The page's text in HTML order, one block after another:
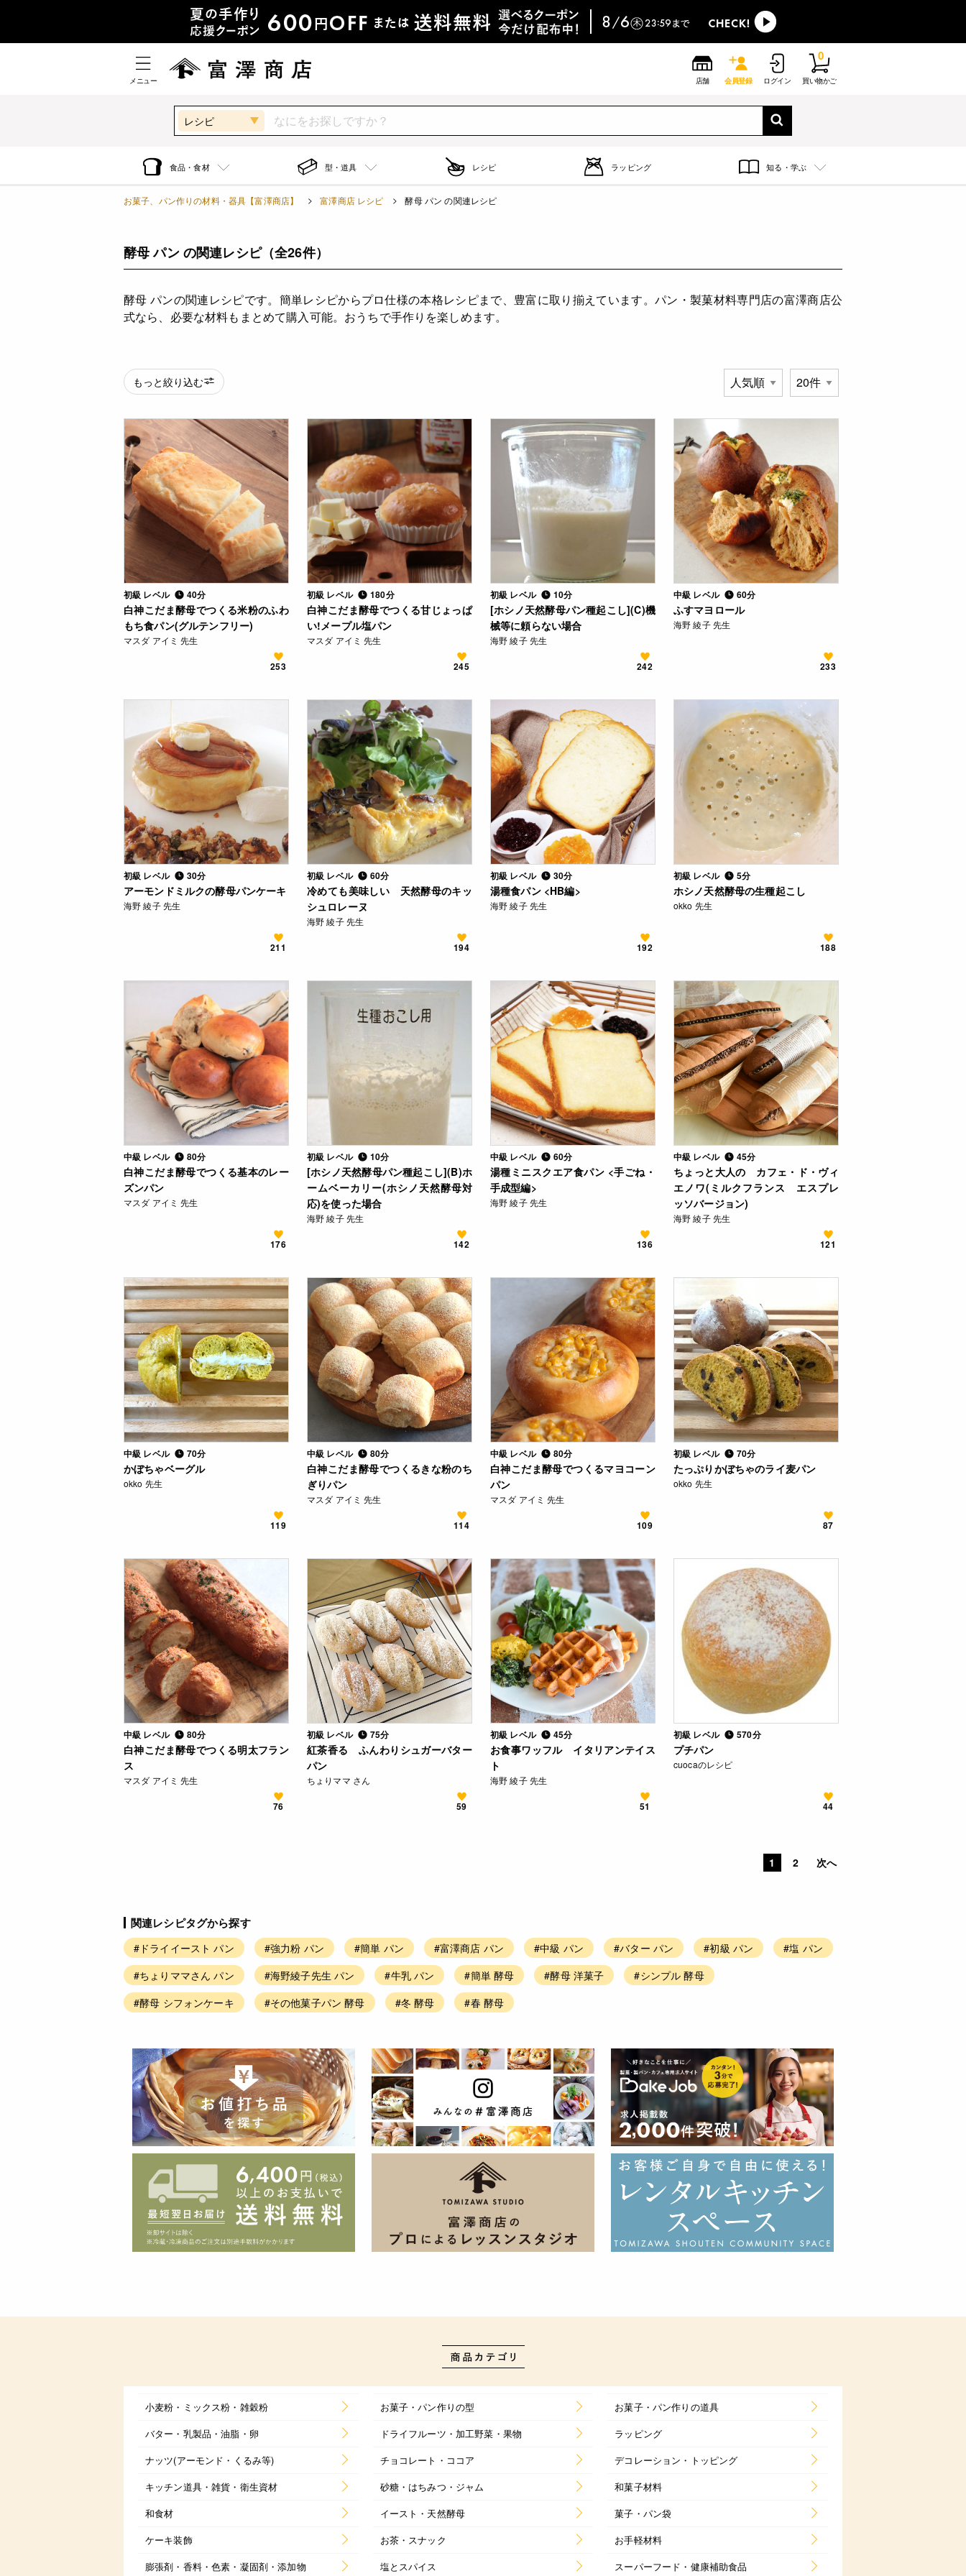
メニュー 店舗 会員登録 ログイン 買い物かご
0
レシピ
食品・食材 型・道具 レシピ ラッピング 知る・学ぶ
お菓子、パン作りの材料・器具【富澤商店】 富澤商店 レシピ 酵母 パン の関連レシピ
酵母 パン の関連レシピ（全26件）
酵母 パンの関連レシピです。簡単レシピからプロ仕様の本格レシピまで、豊富に取り揃えています。パン・製菓材料専門店の富澤商店公
式なら、必要な材料もまとめて購入可能。おうちで手作りを楽しめます。
もっと絞り込む
初級 レベル 40分
白神こだま酵母でつくる米粉のふわ
もち食パン(グルテンフリー)
マスダ アイミ 先生
253
初級 レベル 180分
白神こだま酵母でつくる甘じょっぱ
い!メープル塩パン
マスダ アイミ 先生
245
初級 レベル 10分
[ホシノ天然酵母パン種起こし](C)機
械等に頼らない場合
海野 綾子 先生
242
中級 レベル 60分
ふすマヨロール
海野 綾子 先生
233
初級 レベル 30分
アーモンドミルクの酵母パンケーキ
海野 綾子 先生
211
初級 レベル 60分
冷めても美味しい 天然酵母のキッ
シュロレーヌ
海野 綾子 先生
194
初級 レベル 30分
湯種食パン <HB編>
海野 綾子 先生
192
初級 レベル 5分
ホシノ天然酵母の生種起こし
okko 先生
188
中級 レベル 80分
白神こだま酵母でつくる基本のレー
ズンパン
マスダ アイミ 先生
176
初級 レベル 10分
[ホシノ天然酵母パン種起こし](B)ホ
ームベーカリー(ホシノ天然酵母対
応)を使った場合
海野 綾子 先生
142
中級 レベル 60分
湯種ミニスクエア食パン <手ごね・
手成型編>
海野 綾子 先生
136
中級 レベル 45分
ちょっと大人の カフェ・ド・ヴィ
エノワ(ミルクフランス エスプレ
ッソバージョン)
海野 綾子 先生
121
中級 レベル 70分
かぼちゃベーグル
okko 先生
119
中級 レベル 80分
白神こだま酵母でつくるきな粉のち
ぎりパン
マスダ アイミ 先生
114
中級 レベル 80分
白神こだま酵母でつくるマヨコーン
パン
マスダ アイミ 先生
109
初級 レベル 70分
たっぷりかぼちゃのライ麦パン
okko 先生
87
中級 レベル 80分
白神こだま酵母でつくる明太フラン
ス
マスダ アイミ 先生
76
初級 レベル 75分
紅茶香る ふんわりシュガーバター
パン
ちょりママ さん
59
初級 レベル 45分
お食事ワッフル イタリアンテイス
ト
海野 綾子 先生
51
初級 レベル 570分
プチパン
cuocaのレシピ
44
1 2 次へ
関連レシピタグから探す
#ドライイースト パン #強力粉 パン #簡単 パン #富澤商店 パン #中級 パン #バター パン #初級 パン
#塩 パン
#ちょりママさん パン
#海野綾子先生 パン #牛乳 パン #簡単 酵母 #酵母 洋菓子
#シンプル 酵母
#酵母 シフォンケーキ
#その他菓子パン 酵母 #冬 酵母 #春 酵母
小麦粉・ミックス粉・雑穀粉 お菓子・パン作りの型
お菓子・パン作りの道具
バター・乳製品・油脂・卵
ドライフルーツ・加工野菜・果物
ラッピング
ナッツ(アーモンド・くるみ等)
チョコレート・ココア
デコレーション・トッピング
キッチン道具・雑貨・衛生資材
砂糖・はちみつ・ジャム
和菓子材料
和食材
イースト・天然酵母
菓子・パン袋
ケーキ装飾
お茶・スナック
お手軽材料
膨張剤・香料・色素・凝固剤・添加物
塩とスパイス スーパーフード・健康補助食品